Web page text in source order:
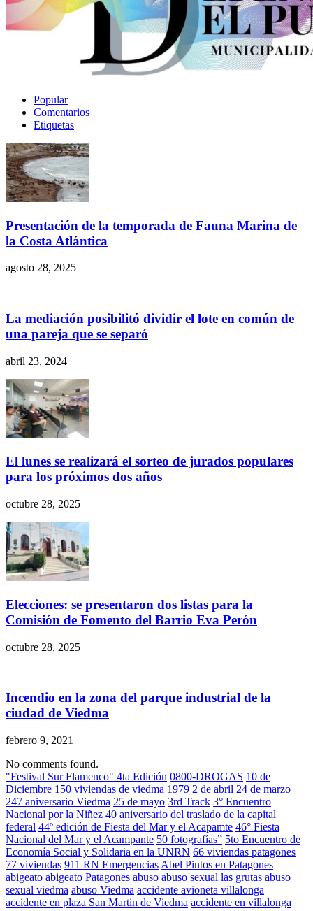
Popular
Comentarios
Etiquetas
Presentación de la temporada de Fauna Marina de
la Costa Atlántica
agosto 28, 2025
La mediación posibilitó dividir el lote en común de
una pareja que se separó
abril 23, 2024
El lunes se realizará el sorteo de jurados populares
para los próximos dos años
octubre 28, 2025
Elecciones: se presentaron dos listas para la
Comisión de Fomento del Barrio Eva Perón
octubre 28, 2025
Incendio en la zona del parque industrial de la
ciudad de Viedma
febrero 9, 2021
No comments found.
"Festival Sur Flamenco" 4ta Edición 0800-DROGAS 10 de
Diciembre 150 viviendas de viedma 1979 2 de abril 24 de marzo
247 aniversario Viedma 25 de mayo 3rd Track 3° Encuentro
Nacional por la Niñez 40 aniversario del traslado de la capital
federal 44º edición de Fiesta del Mar y el Acapamte 46° Fiesta
Nacional del Mar y el Acampante 50 fotografías” 5to Encuentro de
Economía Social y Solidaria en la UNRN 66 viviendas patagones
77 viviendas 911 RN Emergencias Abel Pintos en Patagones
abigeato abigeato Patagones abuso abuso sexual las grutas abuso
sexual viedma abuso Viedma accidente avioneta villalonga
accidente en plaza San Martin de Viedma accidente en villalonga